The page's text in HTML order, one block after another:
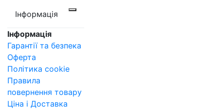
Інформація
Інформація
Гарантії та безпека
Оферта
Політика cookie
Правила
повернення товару
Ціна і Доставка